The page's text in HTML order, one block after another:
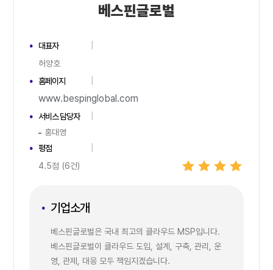
베스핀글로벌
대표자
허양호
홈페이지
www.bespinglobal.com
서비스 담당자
홍대영
평점
4.5점 (6건)
기업소개
베스핀글로벌은 국내 최고의 클라우드 MSP입니다.
베스핀글로벌이 클라우드 도입, 설계, 구축, 관리, 운
영, 관제, 대응 모두 책임지겠습니다.